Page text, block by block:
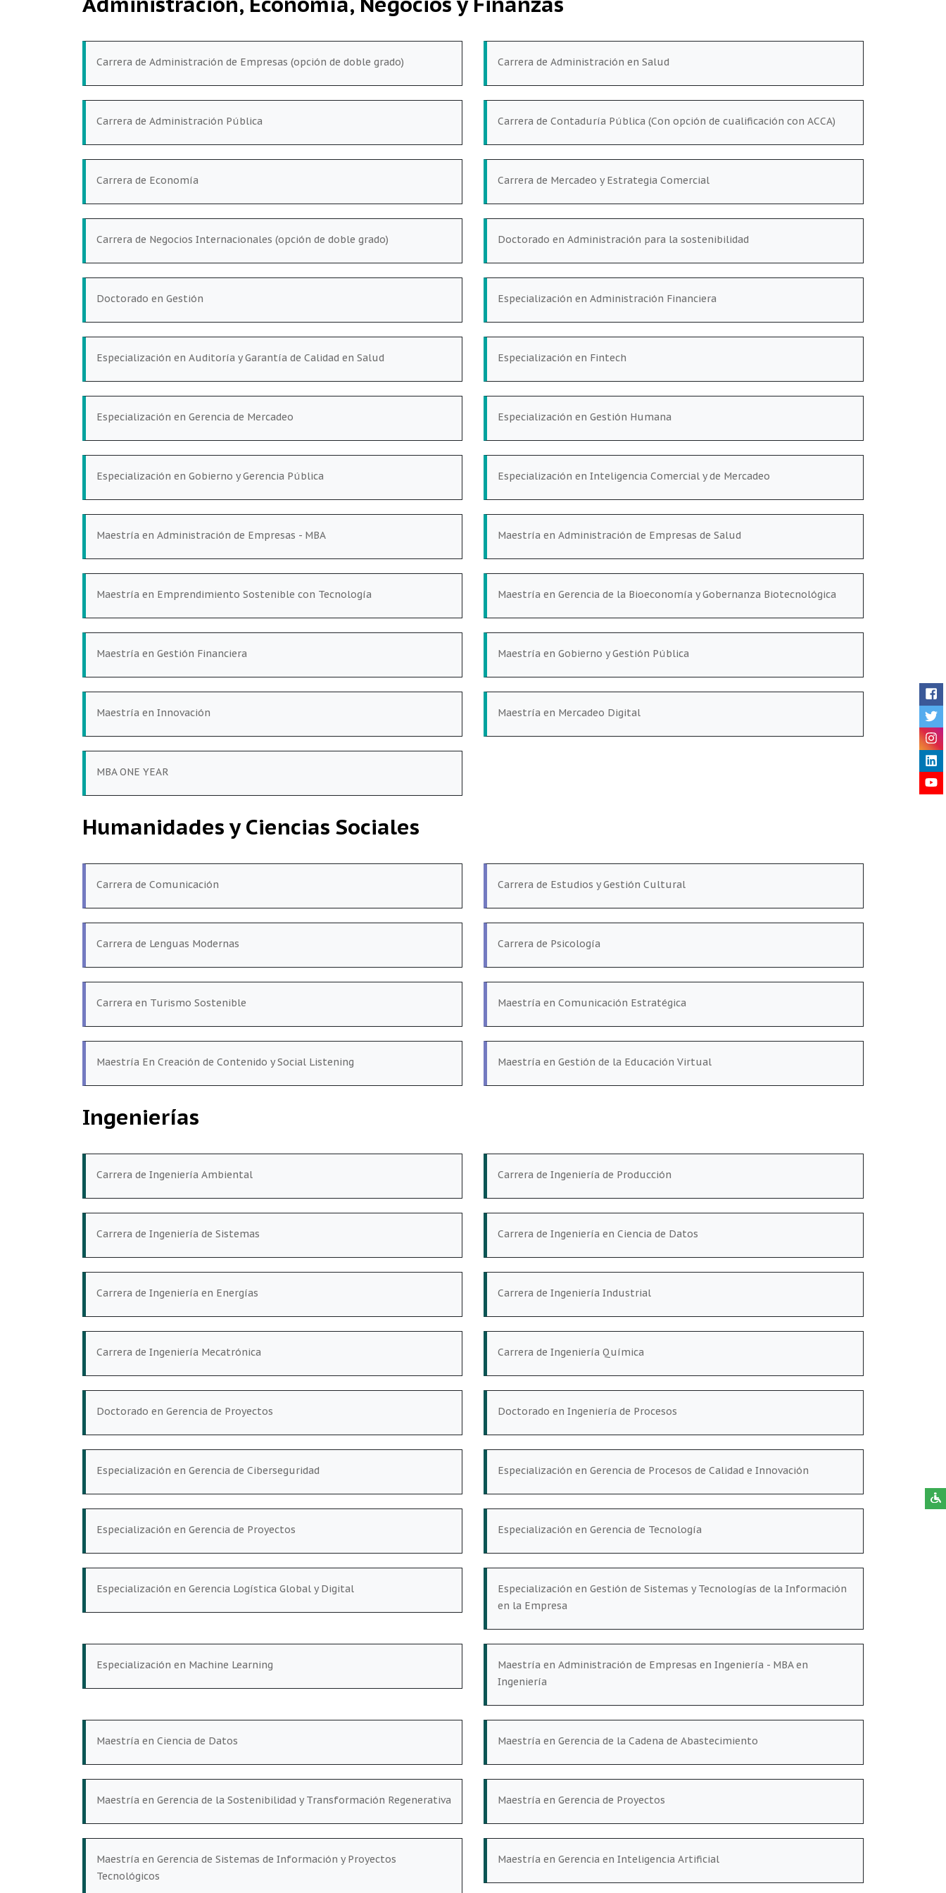
Carrera de Administración de Empresas (opción de doble grado) Carrera de Administración en Salud
Carrera de Administración Pública Carrera de Contaduría Pública (Con opción de cualificación con ACCA)
Carrera de Economía Carrera de Mercadeo y Estrategia Comercial
Carrera de Negocios Internacionales (opción de doble grado) Doctorado en Administración para la sostenibilidad
Doctorado en Gestión Especialización en Administración Financiera
Especialización en Auditoría y Garantía de Calidad en Salud Especialización en Fintech
Especialización en Gerencia de Mercadeo Especialización en Gestión Humana
Especialización en Gobierno y Gerencia Pública Especialización en Inteligencia Comercial y de Mercadeo
Maestría en Administración de Empresas - MBA Maestría en Administración de Empresas de Salud
Maestría en Emprendimiento Sostenible con Tecnología Maestría en Gerencia de la Bioeconomía y Gobernanza Biotecnológica
Maestría en Gestión Financiera Maestría en Gobierno y Gestión Pública
Maestría en Innovación Maestría en Mercadeo Digital
MBA ONE YEAR
Humanidades y Ciencias Sociales
Carrera de Comunicación Carrera de Estudios y Gestión Cultural
Carrera de Lenguas Modernas Carrera de Psicología
Carrera en Turismo Sostenible Maestría en Comunicación Estratégica
Maestría En Creación de Contenido y Social Listening Maestría en Gestión de la Educación Virtual
Ingenierías
Carrera de Ingeniería Ambiental Carrera de Ingeniería de Producción
Carrera de Ingeniería de Sistemas Carrera de Ingeniería en Ciencia de Datos
Carrera de Ingeniería en Energías Carrera de Ingeniería Industrial
Carrera de Ingeniería Mecatrónica Carrera de Ingeniería Química
Doctorado en Gerencia de Proyectos Doctorado en Ingeniería de Procesos
Especialización en Gerencia de Ciberseguridad Especialización en Gerencia de Procesos de Calidad e Innovación
Especialización en Gerencia de Proyectos Especialización en Gerencia de Tecnología
Especialización en Gerencia Logística Global y Digital
Especialización en Gestión de Sistemas y Tecnologías de la Información
en la Empresa
Especialización en Machine Learning
Maestría en Administración de Empresas en Ingeniería - MBA en
Ingeniería
Maestría en Ciencia de Datos Maestría en Gerencia de la Cadena de Abastecimiento
Maestría en Gerencia de la Sostenibilidad y Transformación Regenerativa Maestría en Gerencia de Proyectos
Maestría en Gerencia de Sistemas de Información y Proyectos
Tecnológicos
Maestría en Gerencia en Inteligencia Artificial